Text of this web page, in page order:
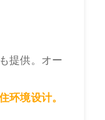
提供。オー
环境设计。